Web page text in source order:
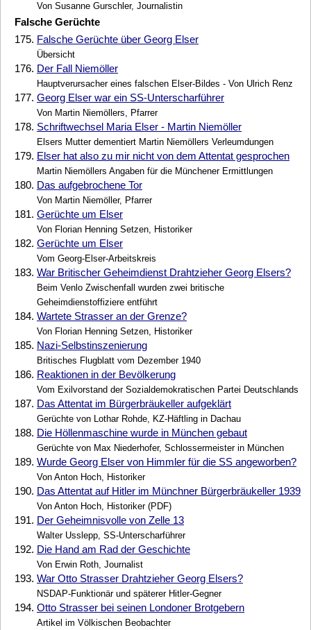
Von Susanne Gurschler, Journalistin
Falsche Gerüchte
175. Falsche Gerüchte über Georg Elser
Übersicht
176. Der Fall Niemöller
Hauptverursacher eines falschen Elser-Bildes - Von Ulrich Renz
177. Georg Elser war ein SS-Unterscharführer
Von Martin Niemöllers, Pfarrer
178. Schriftwechsel Maria Elser - Martin Niemöller
Elsers Mutter dementiert Martin Niemöllers Verleumdungen
179. Elser hat also zu mir nicht von dem Attentat gesprochen
Martin Niemöllers Angaben für die Münchener Ermittlungen
180. Das aufgebrochene Tor
Von Martin Niemöller, Pfarrer
181. Gerüchte um Elser
Von Florian Henning Setzen, Historiker
182. Gerüchte um Elser
Vom Georg-Elser-Arbeitskreis
183. War Britischer Geheimdienst Drahtzieher Georg Elsers?
Beim Venlo Zwischenfall wurden zwei britische
Geheimdienstoffiziere entführt
184. Wartete Strasser an der Grenze?
Von Florian Henning Setzen, Historiker
185. Nazi-Selbstinszenierung
Britisches Flugblatt vom Dezember 1940
186. Reaktionen in der Bevölkerung
Vom Exilvorstand der Sozialdemokratischen Partei Deutschlands
187. Das Attentat im Bürgerbräukeller aufgeklärt
Gerüchte von Lothar Rohde, KZ-Häftling in Dachau
188. Die Höllenmaschine wurde in München gebaut
Gerüchte von Max Niederhofer, Schlossermeister in München
189. Wurde Georg Elser von Himmler für die SS angeworben?
Von Anton Hoch, Historiker
190. Das Attentat auf Hitler im Münchner Bürgerbräukeller 1939
Von Anton Hoch, Historiker (PDF)
191. Der Geheimnisvolle von Zelle 13
Walter Usslepp, SS-Unterscharführer
192. Die Hand am Rad der Geschichte
Von Erwin Roth, Journalist
193. War Otto Strasser Drahtzieher Georg Elsers?
NSDAP-Funktionär und späterer Hitler-Gegner
194. Otto Strasser bei seinen Londoner Brotgebern
Artikel im Völkischen Beobachter